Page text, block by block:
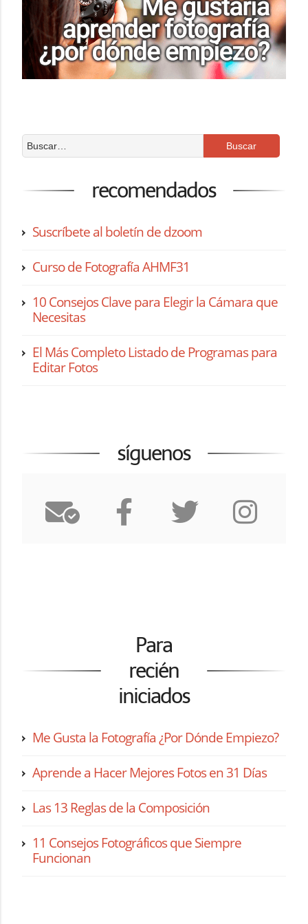
recomendados
Suscríbete al boletín de dzoom
Curso de Fotografía AHMF31
10 Consejos Clave para Elegir la Cámara que
Necesitas
El Más Completo Listado de Programas para
Editar Fotos
síguenos
Para
recién
iniciados
Me Gusta la Fotografía ¿Por Dónde Empiezo?
Aprende a Hacer Mejores Fotos en 31 Días
Las 13 Reglas de la Composición
11 Consejos Fotográficos que Siempre
Funcionan